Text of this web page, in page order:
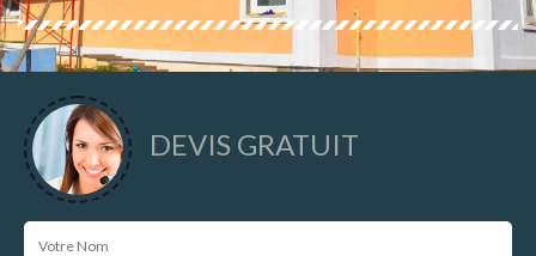
DEVIS GRATUIT